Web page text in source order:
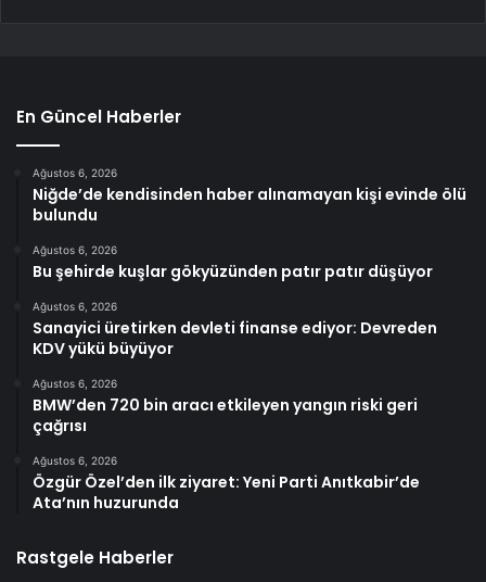
En Güncel Haberler
Ağustos 6, 2026
Niğde’de kendisinden haber alınamayan kişi evinde ölü
bulundu
Ağustos 6, 2026
Bu şehirde kuşlar gökyüzünden patır patır düşüyor
Ağustos 6, 2026
Sanayici üretirken devleti finanse ediyor: Devreden
KDV yükü büyüyor
Ağustos 6, 2026
BMW’den 720 bin aracı etkileyen yangın riski geri
çağrısı
Ağustos 6, 2026
Özgür Özel’den ilk ziyaret: Yeni Parti Anıtkabir’de
Ata’nın huzurunda
Rastgele Haberler